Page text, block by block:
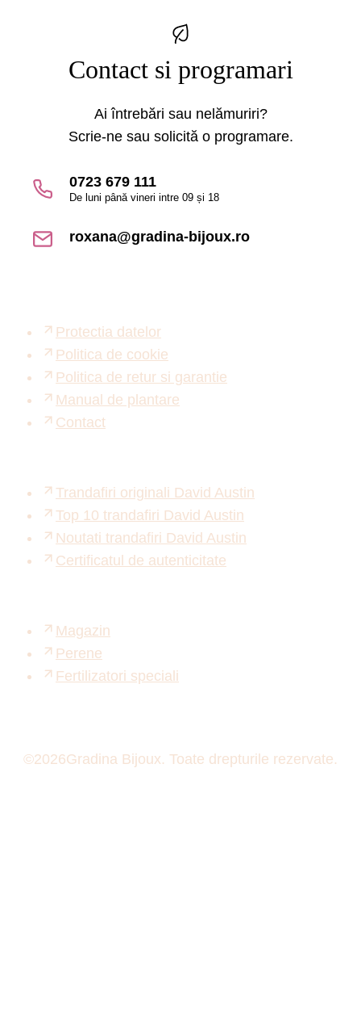
Contact si programari
Ai întrebări sau nelămuriri?
Scrie-ne sau solicită o programare.
0723 679 111
De luni până vineri intre 09 și 18
roxana@gradina-bijoux.ro
Protectia datelor
Politica de cookie
Politica de retur si garantie
Manual de plantare
Contact
Trandafiri originali David Austin
Top 10 trandafiri David Austin
Noutati trandafiri David Austin
Certificatul de autenticitate
Magazin
Perene
Fertilizatori speciali
©2026Gradina Bijoux. Toate drepturile rezervate.